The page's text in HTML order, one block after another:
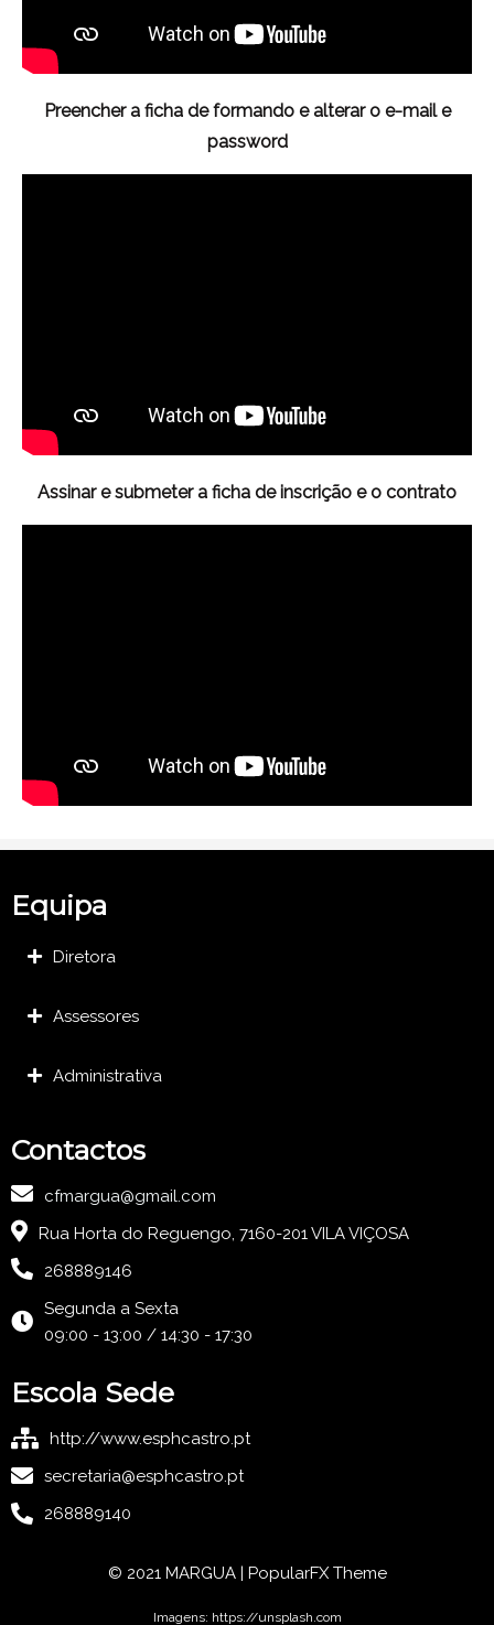
Preencher a ficha de formando e alterar o e-mail e
password
Assinar e submeter a ficha de inscrição e o contrato
Equipa
Diretora
Assessores
Administrativa
Contactos
cfmargua@gmail.com
Rua Horta do Reguengo, 7160-201 VILA VIÇOSA
268889146
Segunda a Sexta
09:00 - 13:00 / 14:30 - 17:30
Escola Sede
http://www.esphcastro.pt
secretaria@esphcastro.pt
268889140
© 2021 MARGUA | PopularFX Theme
Imagens: https://unsplash.com